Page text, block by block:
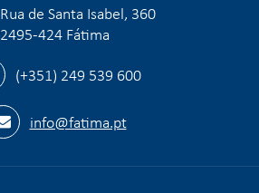
Rua de Santa Isabel, 360
2495-424 Fátima
(+351) 249 539 600
info@fatima.pt